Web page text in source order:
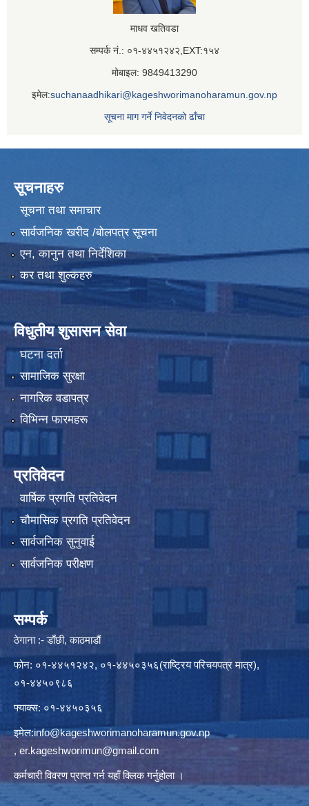
माधव खतिवडा
सम्पर्क नं.: ०१-४४५१२४२,EXT:१५४
मोबाइल: 9849413290
इमेल:suchanaadhikari@kageshworimanoharamun.gov.np
सूचना माग गर्ने निवेदनको ढाँचा
सूचनाहरु
सूचना तथा समाचार
सार्वजनिक खरीद /बोलपत्र सूचना
एन, कानुन तथा निर्देशिका
कर तथा शुल्कहरु
विधुतीय शुसासन सेवा
घटना दर्ता
सामाजिक सुरक्षा
नागरिक वडापत्र
विभिन्न फारमहरू
प्रतिवेदन
वार्षिक प्रगति प्रतिवेदन
चौमासिक प्रगति प्रतिवेदन
सार्वजनिक सुनुवाई
सार्वजनिक परीक्षण
सम्पर्क
ठेगाना :- डाँछी, काठमाडौं
फोन: ०१-४४५१२४२, ०१-४४५०३५६(राष्ट्रिय परिचयपत्र मात्र),
०१-४४५०९८६
फ्याक्स: ०१-४४५०३५६
इमेल:info@kageshworimanoharamun.gov.np
, er.kageshworimun@gmail.com
कर्मचारी विवरण प्राप्त गर्नयहाँ क्लिकगर्नुहोला ।